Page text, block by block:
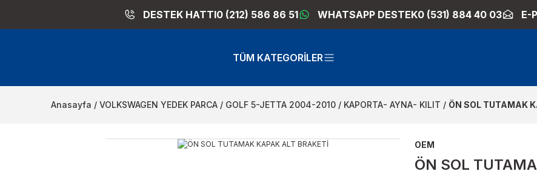
DESTEK HATTI0 (212) 586 86 51 WHATSAPP DESTEK0 (531) 884 40 03 E-
TÜM KATEGORİLER
Anasayfa VOLKSWAGEN YEDEK PARCA GOLF 5-JETTA 2004-2010 KAPORTA- AYNA- KILIT ÖN SOL TUTAMAK
OEM
ÖN SOL